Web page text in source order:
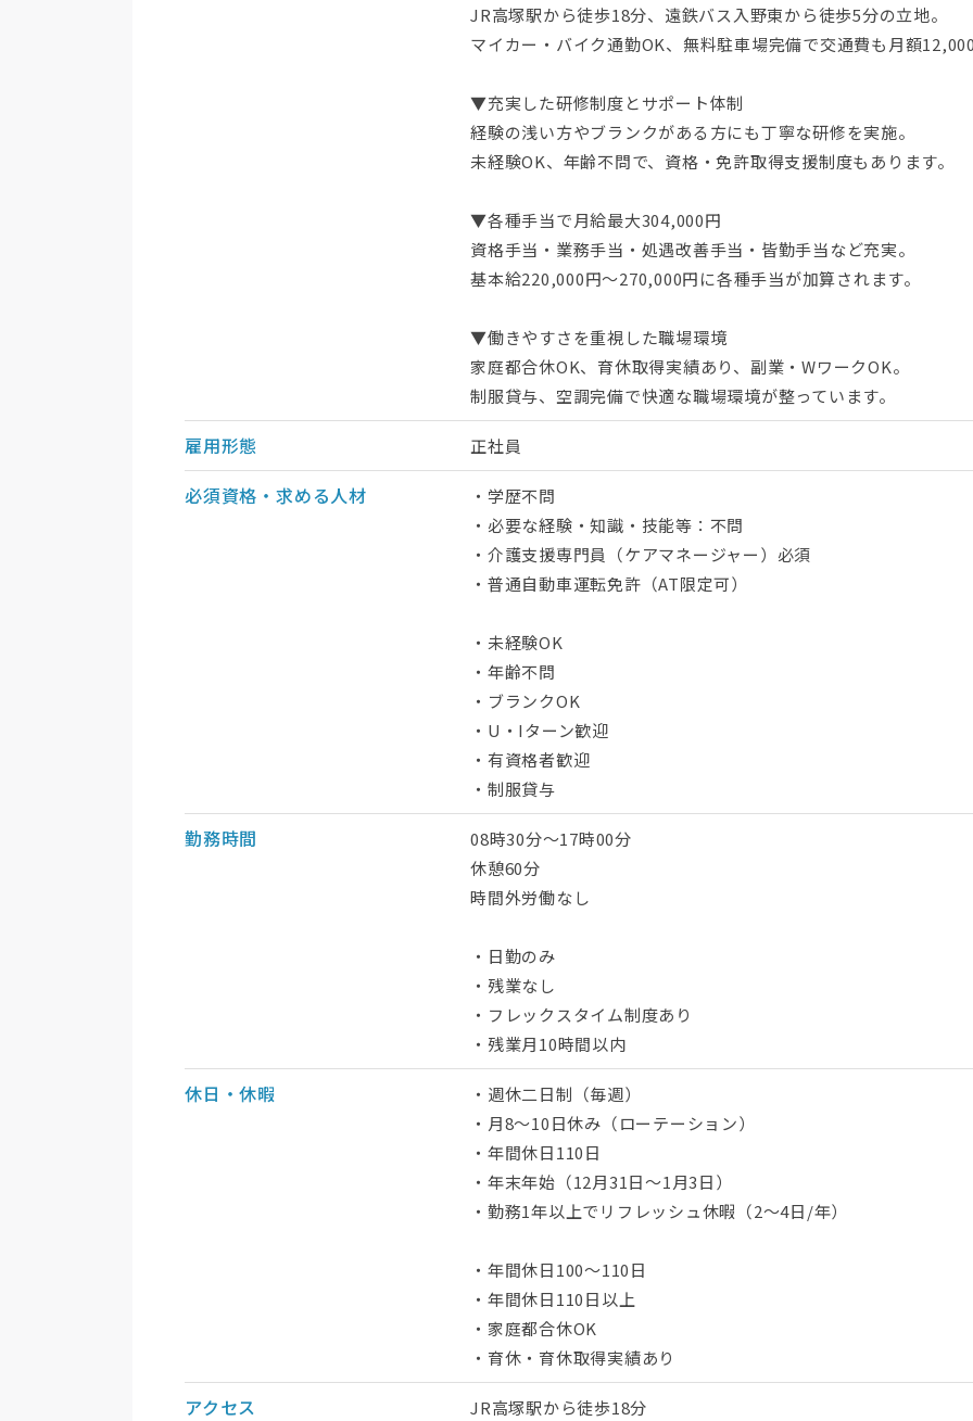
JR高塚駅から徒歩18分、遠鉄バス入野東から徒歩5分の立地。
マイカー・バイク通勤OK、無料駐車場完備で交通費も月額
▼充実した研修制度とサポート体制
経験の浅い方やブランクがある方にも丁寧な研修を実施。
未経験OK、年齢不問で、資格・免許取得支援制度もあります。
▼各種手当で月給最大304,000円
資格手当・業務手当・処遇改善手当・皆勤手当など充実。
基本給220,000円〜270,000円に各種手当が加算されます。
▼働きやすさを重視した職場環境
家庭都合休OK、育休取得実績あり、副業・WワークOK。
制服貸与、空調完備で快適な職場環境が整っています。
雇用形態 正社員
必須資格・求める人材
・学歴不問
・必要な経験・知識・技能等：不問
・介護支援専門員（ケアマネージャー）必須
・普通自動車運転免許（AT限定可）
・未経験OK
・年齢不問
・ブランクOK
・U・Iターン歓迎
・有資格者歓迎
・制服貸与
勤務時間
08時30分～17時00分
休憩60分
時間外労働なし
・日勤のみ
・残業なし
・フレックスタイム制度あり
・残業月10時間以内
休日・休暇
・週休二日制（毎週）
・月8〜10日休み（ローテーション）
・年間休日110日
・年末年始（12月31日〜1月3日）
・勤務1年以上でリフレッシュ休暇（2〜4日/年）
・年間休日100～110日
・年間休日110日以上
・家庭都合休OK
・育休・育休取得実績あり
アクセス JR高塚駅から徒歩18分